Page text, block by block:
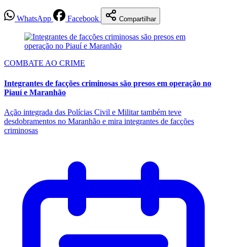
WhatsApp Facebook Compartilhar
COMBATE AO CRIME
Integrantes de facções criminosas são presos em operação no
Piauí e Maranhão
Ação integrada das Polícias Civil e Militar também teve
desdobramentos no Maranhão e mira integrantes de facções
criminosas